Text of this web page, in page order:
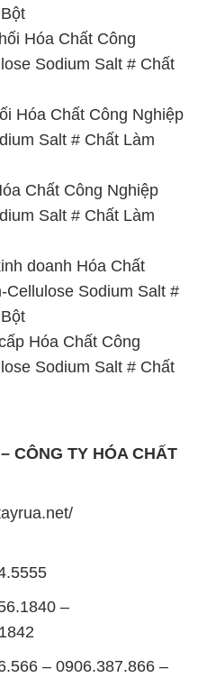
Hóa Chất Công
Sodium Salt # Chất
Hóa Chất Công Nghiệp
Salt # Chất Làm
Chất Công Nghiệp
Salt # Chất Làm
doanh Hóa Chất
Cellulose Sodium Salt #
Hóa Chất Công
Sodium Salt # Chất
CÔNG TY HÓA CHẤT
–
– 0906.387.866 –